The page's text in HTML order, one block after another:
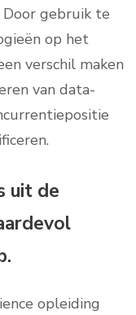
Door gebruik te
op het
verschil maken
van data-
uit de
opleiding